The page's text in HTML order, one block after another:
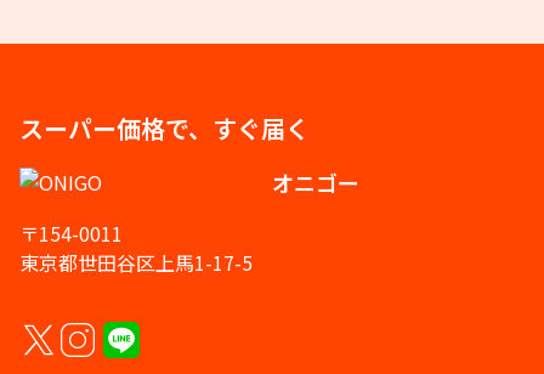
スーパー価格で、すぐ届く
オニゴー
〒154-0011
東京都世田谷区上馬1-17-5